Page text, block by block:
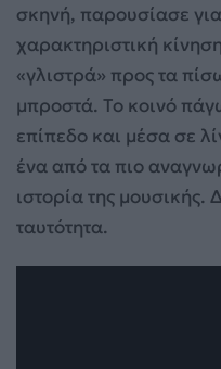
σκηνή, παρουσίασε
χαρακτηριστική
«γλιστρά» προς τα
μπροστά. Το κοινό
επίπεδο και μέσα σε
ένα από τα πιο
ιστορία της μουσικής.
ταυτότητα.